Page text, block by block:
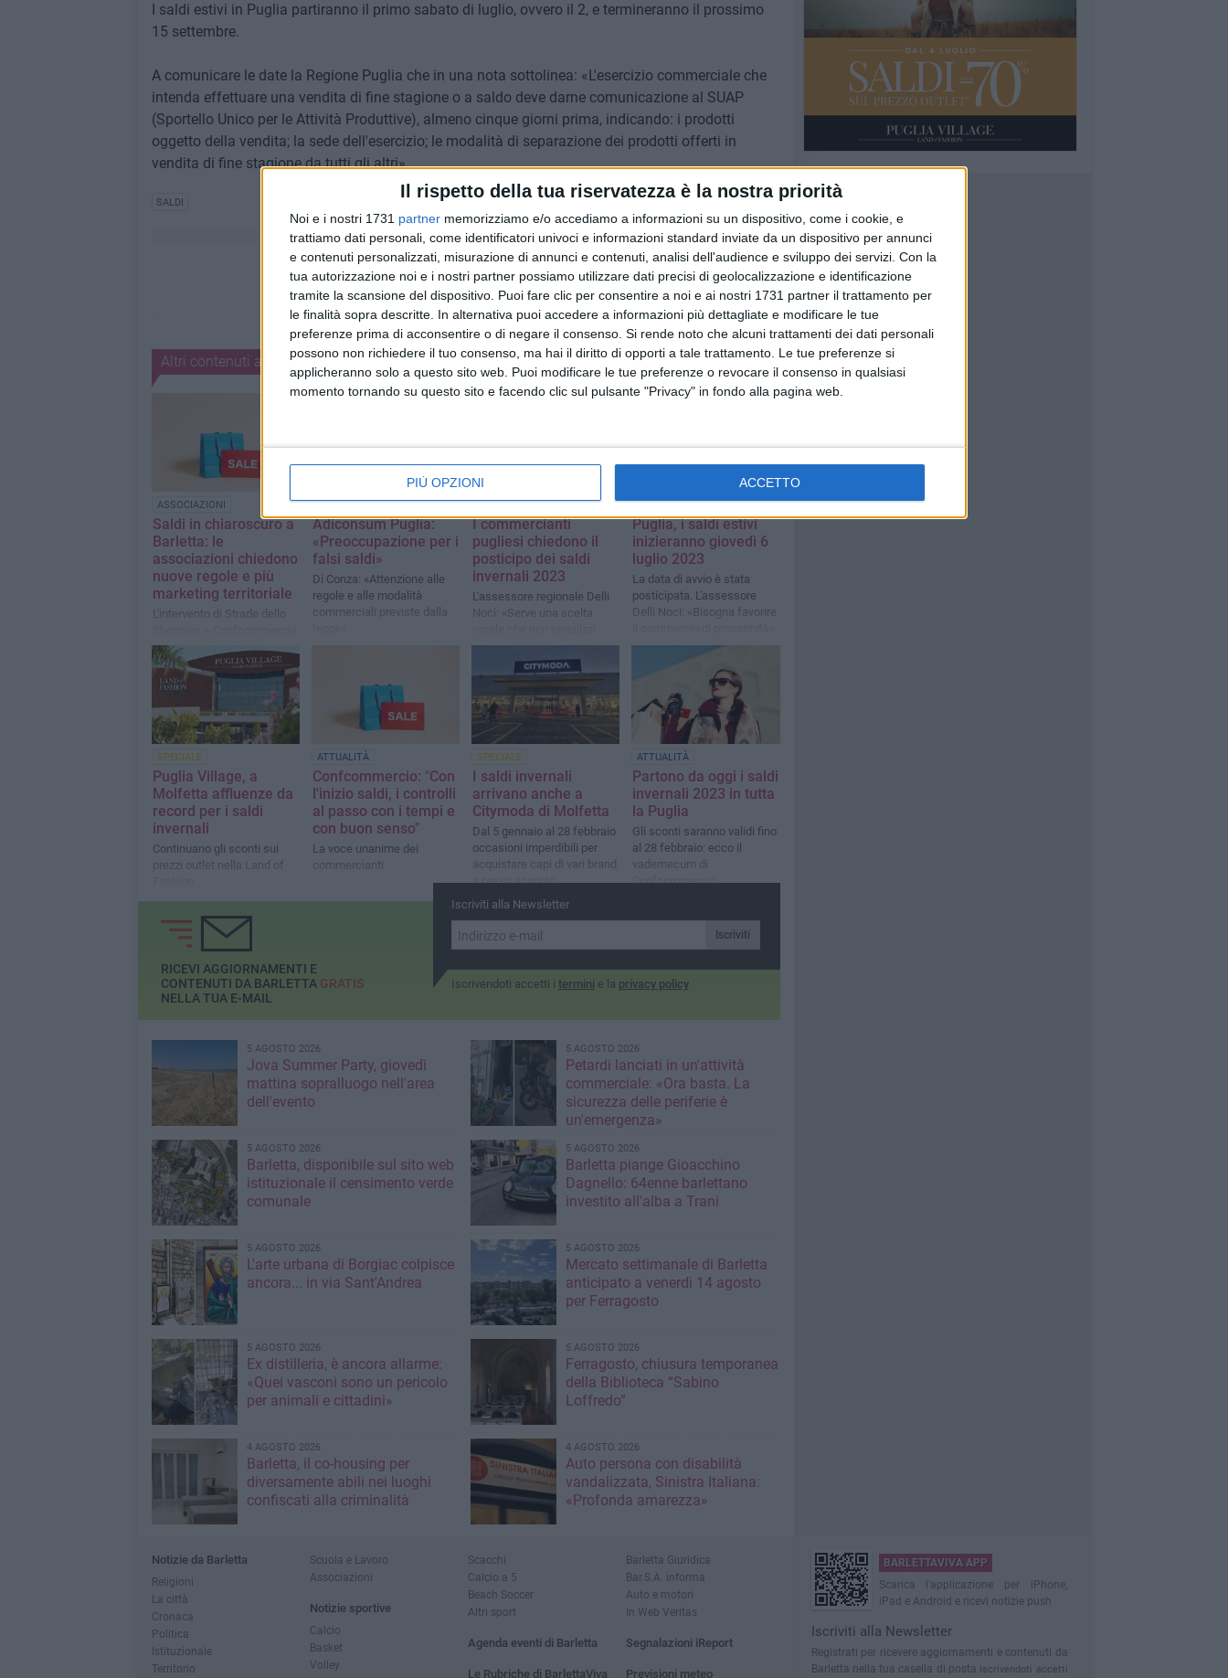
Il rispetto della tua riservatezza è la nostra priorità
Noi e i nostri 1731 partner memorizziamo e/o accediamo a informazioni su un dispositivo, come i cookie, e
trattiamo dati personali, come identificatori univoci e informazioni standard inviate da un dispositivo per annunci
e contenuti personalizzati, misurazione di annunci e contenuti, analisi dell'audience e sviluppo dei servizi. Con la
tua autorizzazione noi e i nostri partner possiamo utilizzare dati precisi di geolocalizzazione e identificazione
tramite la scansione del dispositivo. Puoi fare clic per consentire a noi e ai nostri 1731 partner il trattamento per
le finalità sopra descritte. In alternativa puoi accedere a informazioni più dettagliate e modificare le tue
preferenze prima di acconsentire o di negare il consenso. Si rende noto che alcuni trattamenti dei dati personali
possono non richiedere il tuo consenso, ma hai il diritto di opporti a tale trattamento. Le tue preferenze si
applicheranno solo a questo sito web. Puoi modificare le tue preferenze o revocare il consenso in qualsiasi
momento tornando su questo sito e facendo clic sul pulsante "Privacy" in fondo alla pagina web.
PIÙ OPZIONI ACCETTO
I saldi estivi in Puglia partiranno il primo sabato di luglio, ovvero il 2, e termineranno il prossimo
15 settembre.
A comunicare le date la Regione Puglia che in una nota sottolinea: «L'esercizio commerciale che
intenda effettuare una vendita di fine stagione o a saldo deve darne comunicazione al SUAP
(Sportello Unico per le Attività Produttive), almeno cinque giorni prima, indicando: i prodotti
oggetto della vendita; la sede dell'esercizio; le modalità di separazione dei prodotti offerti in
vendita di fine stagione da tutti gli altri».
SALDI
Altri contenuti a tema
ASSOCIAZIONI
Saldi in chiaroscuro a
Barletta: le
associazioni chiedono
nuove regole e più
marketing territoriale
L'intervento di Strade dello
ATTUALITÀ
Adiconsum Puglia:
«Preoccupazione per i
falsi saldi»
Di Conza: «Attenzione alle
regole e alle modalità
commerciali previste dalla
ATTUALITÀ
I commercianti
pugliesi chiedono il
posticipo dei saldi
invernali 2023
L'assessore regionale Delli
Noci: «Serve una scelta
nessuno»
ATTUALITÀ
Puglia, i saldi estivi
inizieranno giovedì 6
luglio 2023
La data di avvio è stata
posticipata. L'assessore
Delli Noci: «Bisogna favorire
SPECIALE
Puglia Village, a
Molfetta affluenze da
record per i saldi
invernali
Continuano gli sconti sui
prezzi outlet nella Land of
ATTUALITÀ
Confcommercio: "Con
l'inizio saldi, i controlli
al passo con i tempi e
con buon senso"
La voce unanime dei
commercianti
SPECIALE
I saldi invernali
arrivano anche a
Citymoda di Molfetta
Dal 5 gennaio al 28 febbraio
occasioni imperdibili per
acquistare capi di vari brand
a prezzi scontati
ATTUALITÀ
Partono da oggi i saldi
invernali 2023 in tutta
la Puglia
Gli sconti saranno validi fino
al 28 febbraio: ecco il
vademecum di
Confcommercio
Iscriviti alla Newsletter
Iscriviti
Iscrivendoti accetti i termini e la privacy policy
RICEVI AGGIORNAMENTI E
CONTENUTI DA BARLETTA GRATIS
NELLA TUA E-MAIL
5 AGOSTO 2026
Jova Summer Party, giovedì
mattina sopralluogo nell'area
dell'evento
5 AGOSTO 2026
Petardi lanciati in un'attività
commerciale: «Ora basta. La
sicurezza delle periferie è
un'emergenza»
5 AGOSTO 2026
Barletta, disponibile sul sito web
istituzionale il censimento verde
comunale
5 AGOSTO 2026
Barletta piange Gioacchino
Dagnello: 64enne barlettano
investito all'alba a Trani
5 AGOSTO 2026
L'arte urbana di Borgiac colpisce
ancora... in via Sant'Andrea
5 AGOSTO 2026
Mercato settimanale di Barletta
anticipato a venerdì 14 agosto
per Ferragosto
5 AGOSTO 2026
Ex distilleria, è ancora allarme:
«Quei vasconi sono un pericolo
per animali e cittadini»
5 AGOSTO 2026
Ferragosto, chiusura temporanea
della Biblioteca “Sabino
Loffredo”
4 AGOSTO 2026
Barletta, il co-housing per
diversamente abili nei luoghi
confiscati alla criminalità
4 AGOSTO 2026
Auto persona con disabilità
vandalizzata, Sinistra Italiana:
«Profonda amarezza»
Notizie da Barletta
Religioni
La città
Cronaca
Politica
Istituzionale
Territorio
Scuola e Lavoro
Associazioni
Notizie sportive
Calcio
Basket
Volley
Scacchi
Calcio a 5
Beach Soccer
Altri sport
Agenda eventi di Barletta
Le Rubriche di BarlettaViva
Barletta Giuridica
Bar.S.A. informa
Auto e motori
In Web Veritas
Segnalazioni iReport
Previsioni meteo
BARLETTAVIVA APP
Scarica l'applicazione per iPhone,
iPad e Android e ricevi notizie push
Iscriviti alla Newsletter
Registrati per ricevere aggiornamenti e contenuti da
Barletta nella tua casella di posta Iscrivendoti accetti